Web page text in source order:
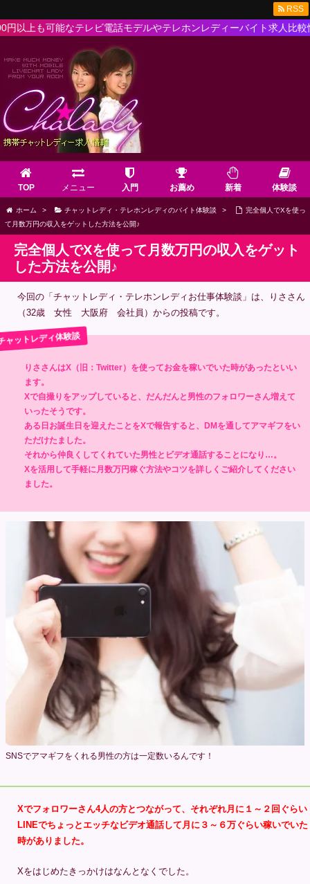
なテレビ電話モデルやテレホンレディーバイト求人比較情報が満載
TOP メニュー 入門 お薦め 新着 体験談
RSS
ホーム > チャットレディ・テレホンレディのバイト体験談 >
完全個人でXを使っ
て月数万円の収入をゲットした方法を公開♪
完全個人でXを使って月数万円の収入をゲット
した方法を公開♪
今回の「チャットレディ・テレホンレディお仕事体験談」は、りささん
（32歳 女性 大阪府 会社員）からの投稿です。
りささんはX（旧：Twitter）を使ってお金を稼いでいた時があったといい
ます。
Xで自撮りをアップしていると、だんだんと男性のフォロワーさん増えて
いったそうです。
ある日お誕生日を迎えたことをXで報告すると、DMを通してアマギフをい
ただけたました。
それから仲良くしてくれていた男性とビデオ通話することになり…。
Xを活用して手軽に月数万円稼ぐ方法やコツを詳しくご紹介してください
ました。
SNSでアマギフをくれる男性の方は一定数いるんです！
Xでフォロワーさん4人の方とつながって、それぞれ月に１～２回ぐらい
LINEでちょっとエッチなビデオ通話して月に３～６万ぐらい稼いでいた
時がありました。
Xをはじめたきっかけはなんとなくでした。